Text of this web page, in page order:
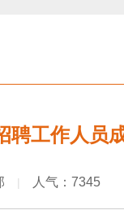
聘工作人员
| 人气：7345